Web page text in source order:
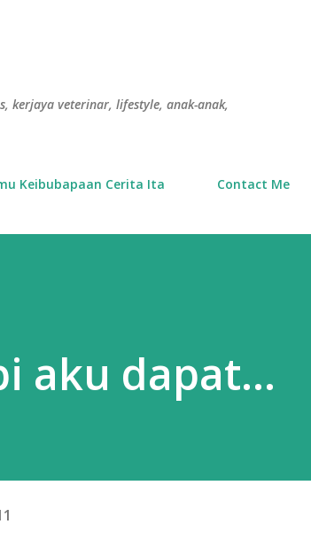
kerjaya veterinar, lifestyle, anak-anak,
Keibubapaan Cerita Ita Contact Me
aku dapat...